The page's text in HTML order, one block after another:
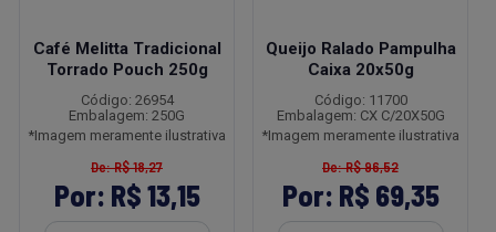
Café Melitta Tradicional
Torrado Pouch 250g
Código: 26954
Embalagem: 250G
*Imagem meramente ilustrativa
De: R$ 18,27
Por: R$ 13,15
Queijo Ralado Pampulha
Caixa 20x50g
Código: 11700
Embalagem: CX C/20X50G
*Imagem meramente ilustrativa
De: R$ 96,52
Por: R$ 69,35